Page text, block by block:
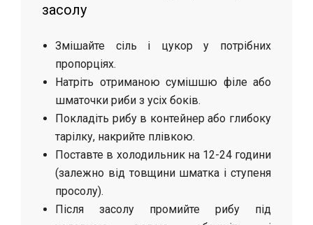
засолу
Змішайте сіль і цукор у потрібних
пропорціях.
Натріть отриманою сумішшю філе або
шматочки риби з усіх боків.
Покладіть рибу в контейнер або глибоку
тарілку, накрийте плівкою.
Поставте в холодильник на 12-24 години
(залежно від товщини шматка і ступеня
просолу).
Після засолу промийте рибу під